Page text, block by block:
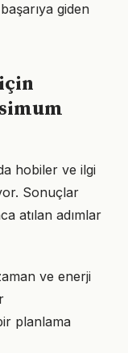
giden
hobiler ve ilgi
Sonuçlar
atılan adımlar
ve enerji
planlama